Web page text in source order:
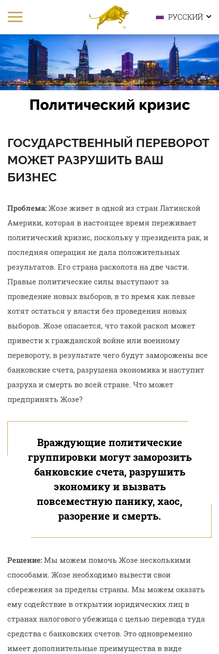
РУССКИЙ
Политический кризис
ГОСУДАРСТВЕННЫЙ ПЕРЕВОРОТ
МОЖЕТ РАЗРУШИТЬ ВАШ
БИЗНЕС
Проблема: Жозе живет в одной из стран Латинской
Америки, которая в настоящее время переживает
политический кризис, поскольку у президента рак, и
последняя операция не дала положительных
результатов. Его страна расколота на две части.
Правые политические силы выступают за
проведение новых выборов, в то время как левые
хотят остаться у власти без проведения новых
выборов. Жозе опасается, что такой раскол может
привести к гражданской войне или военному
перевороту, в результате чего будут заморожены все
банковские счета, разрушена экономика и наступит
разруха и смерть во всей стране. Что может
предпринять Жозе?
Враждующие политические
группировки могут заморозить
банковские счета, разрушить
экономику и вызвать
повсеместную панику, хаос,
разорение и смерть.
Решение: Мы можем помочь Жозе несколькими
способами. Жозе необходимо вывести свои
сбережения за пределы страны. Мы можем оказать
ему содействие в открытии юридических лиц в
странах налогового убежища с целью перевода туда
средства с банковских счетов. Это одновременно
имеет дополнительные преимущества в виде